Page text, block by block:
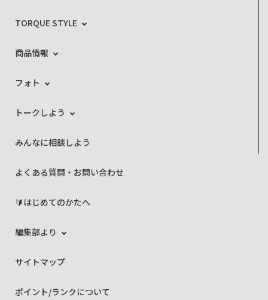
TORQUE STYLE
商品情報
フォト
トークしよう
みんなに相談しよう
よくある質問・お問い合わせ
🔰はじめてのかたへ
編集部より
サイトマップ
ポイント/ランクについて